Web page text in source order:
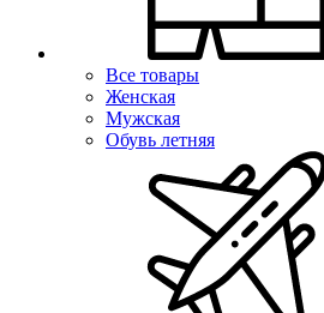
Все товары
Женская
Мужская
Обувь летняя